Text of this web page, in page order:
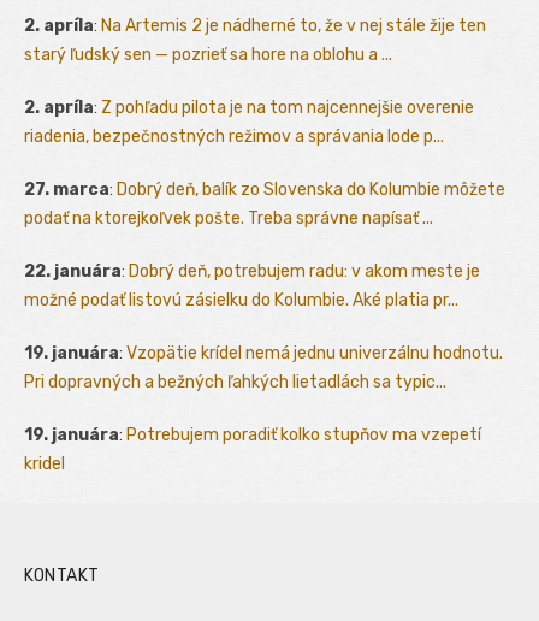
2. apríla: Na Artemis 2 je nádherné to, že v nej stále žije ten
starý ľudský sen — pozrieť sa hore na oblohu a ...
2. apríla: Z pohľadu pilota je na tom najcennejšie overenie
riadenia, bezpečnostných režimov a správania lode p...
27. marca: Dobrý deň, balík zo Slovenska do Kolumbie môžete
podať na ktorejkoľvek pošte. Treba správne napísať ...
22. januára: Dobrý deň, potrebujem radu: v akom meste je
možné podať listovú zásielku do Kolumbie. Aké platia pr...
19. januára: Vzopätie krídel nemá jednu univerzálnu hodnotu.
Pri dopravných a bežných ľahkých lietadlách sa typic...
19. januára: Potrebujem poradiť kolko stupňov ma vzepetí
kridel
KONTAKT